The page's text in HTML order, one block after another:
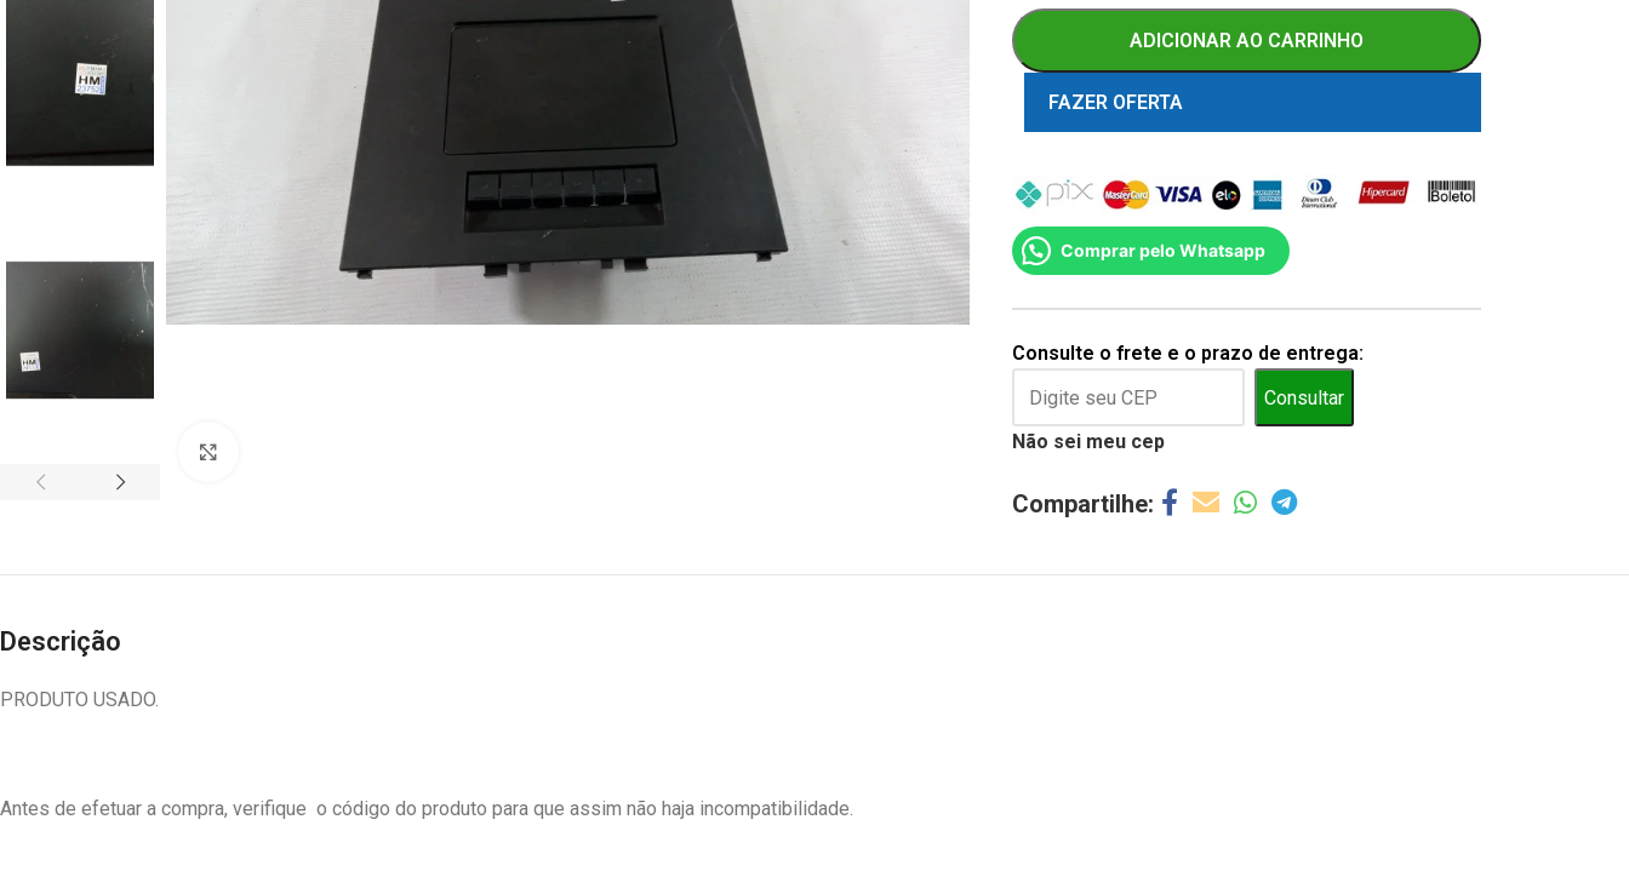
ADICIONAR AO CARRINHO
FAZER OFERTA
Comprar pelo Whatsapp
Consulte o frete e o prazo de entrega:
Consultar
Não sei meu cep
Descrição
PRODUTO USADO.
Antes de efetuar a compra, verifique o código do produto para que assim não haja incompatibilidade.